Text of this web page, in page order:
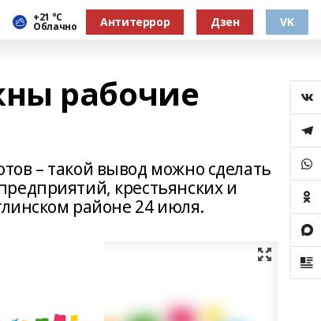
+21 °С
Облачно Антитеррор Дзен VK
рабочие
– такой вывод можно сделать
крестьянских и
районе 24 июля.